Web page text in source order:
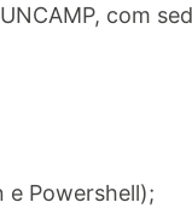
com
e Powershell);